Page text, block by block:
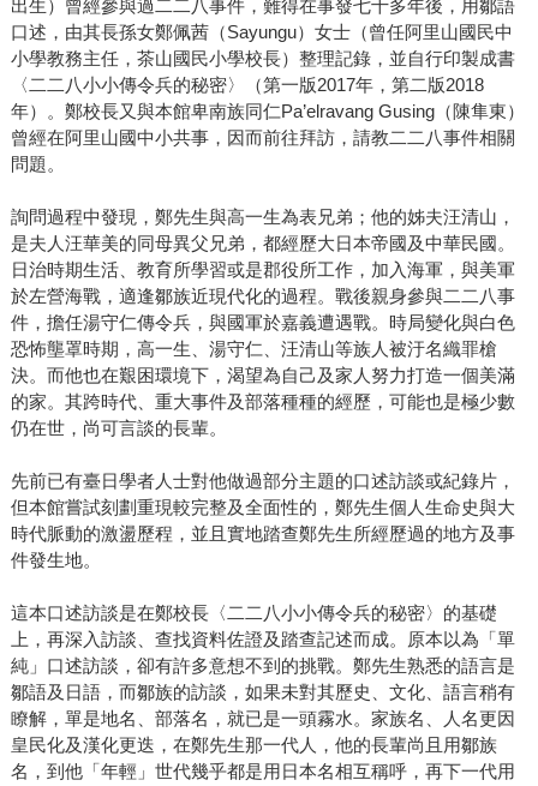
出生）曾經參與過二二八事件，難得在事發七十多年後，用鄒語
口述，由其長孫女鄭佩茜（Sayungu）女士（曾任阿里山國民中
小學教務主任，茶山國民小學校長）整理記錄，並自行印製成書
〈二二八小小傳令兵的秘密〉（第一版2017年，第二版2018
年）。鄭校長又與本館卑南族同仁Pa’elravang Gusing（陳隼東）
曾經在阿里山國中小共事，因而前往拜訪，請教二二八事件相關
問題。
詢問過程中發現，鄭先生與高一生為表兄弟；他的姊夫汪清山，
是夫人汪華美的同母異父兄弟，都經歷大日本帝國及中華民國。
日治時期生活、教育所學習或是郡役所工作，加入海軍，與美軍
於左營海戰，適逢鄒族近現代化的過程。戰後親身參與二二八事
件，擔任湯守仁傳令兵，與國軍於嘉義遭遇戰。時局變化與白色
恐怖壟罩時期，高一生、湯守仁、汪清山等族人被汙名織罪槍
決。而他也在艱困環境下，渴望為自己及家人努力打造一個美滿
的家。其跨時代、重大事件及部落種種的經歷，可能也是極少數
仍在世，尚可言談的長輩。
先前已有臺日學者人士對他做過部分主題的口述訪談或紀錄片，
但本館嘗試刻劃重現較完整及全面性的，鄭先生個人生命史與大
時代脈動的激盪歷程，並且實地踏查鄭先生所經歷過的地方及事
件發生地。
這本口述訪談是在鄭校長〈二二八小小傳令兵的秘密〉的基礎
上，再深入訪談、查找資料佐證及踏查記述而成。原本以為「單
純」口述訪談，卻有許多意想不到的挑戰。鄭先生熟悉的語言是
鄒語及日語，而鄒族的訪談，如果未對其歷史、文化、語言稍有
瞭解，單是地名、部落名，就已是一頭霧水。家族名、人名更因
皇民化及漢化更迭，在鄭先生那一代人，他的長輩尚且用鄒族
名，到他「年輕」世代幾乎都是用日本名相互稱呼，再下一代用